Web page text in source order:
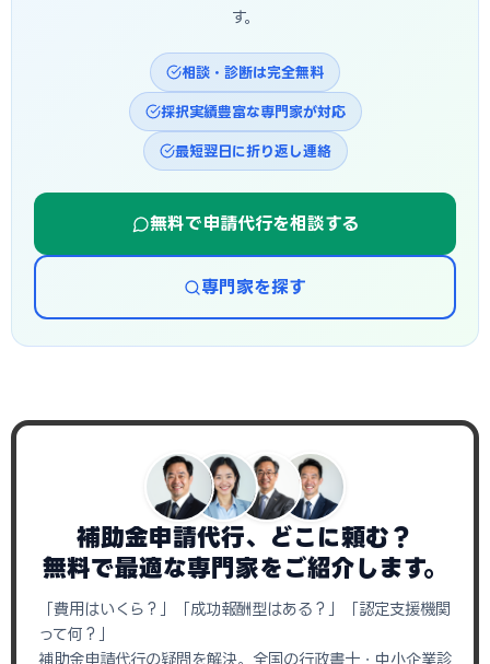
す。
相談・診断は完全無料
採択実績豊富な専門家が対応
最短翌日に折り返し連絡
無料で申請代行を相談する
専門家を探す
補助金申請代行、どこに頼む？
無料で最適な専門家をご紹介します。
「費用はいくら？」「成功報酬型はある？」「認定支援機関
って何？」
補助金申請代行の疑問を解決。全国の行政書士・中小企業診